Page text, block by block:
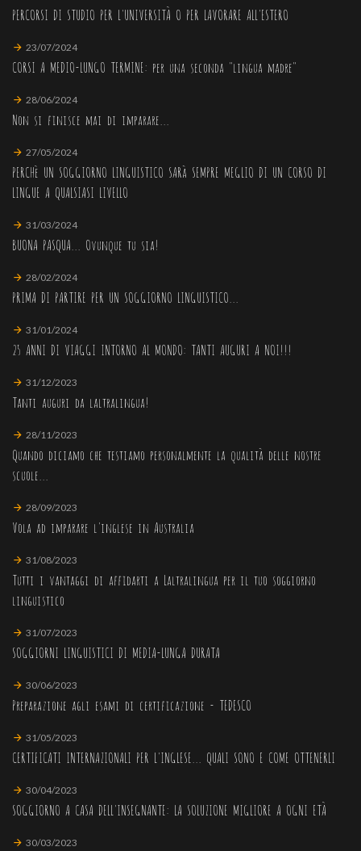
PERCORSI DI STUDIO PER L'UNIVERSITÀ O PER LAVORARE ALL'ESTERO
23/07/2024
CORSI A MEDIO-LUNGO TERMINE: per una seconda "lingua madre"
28/06/2024
Non si finisce mai di imparare...
27/05/2024
PERCHè UN SOGGIORNO LINGUISTICO SARà SEMPRE MEGLIO DI UN CORSO DI
LINGUE A QUALSIASI LIVELLO
31/03/2024
BUONA PASQUA... Ovunque tu sia!
28/02/2024
PRIMA DI PARTIRE PER UN SOGGIORNO LINGUISTICO...
31/01/2024
25 ANNI DI VIAGGI INTORNO AL MONDO: TANTI AUGURI A NOI!!!
31/12/2023
Tanti auguri da laltralingua!
28/11/2023
Quando diciamo che testiamo personalmente la qualità delle nostre
scuole...
28/09/2023
Vola ad imparare l'inglese in Australia
31/08/2023
Tutti i vantaggi di affidarti a Laltralingua per il tuo soggiorno
linguistico
31/07/2023
SOGGIORNI LINGUISTICI DI MEDIA-LUNGA DURATA
30/06/2023
Preparazione agli esami di certificazione - TEDESCO
31/05/2023
CERTIFICATI INTERNAZIONALI PER L'INGLESE... QUALI SONO E COME OTTENERLI
30/04/2023
SOGGIORNO A CASA DELL'INSEGNANTE: LA SOLUZIONE MIGLIORE A OGNI ETÀ
30/03/2023